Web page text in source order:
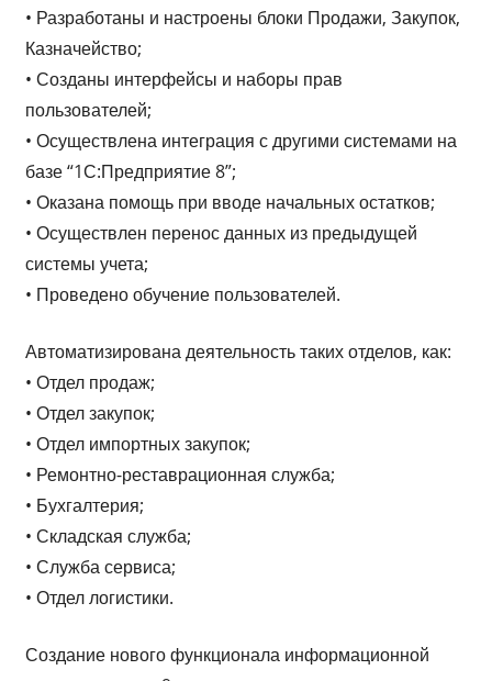
• Разработаны и настроены блоки Продажи, Закупок,
Казначейство;
• Созданы интерфейсы и наборы прав
пользователей;
• Осуществлена интеграция с другими системами на
базе “1С:Предприятие 8”;
• Оказана помощь при вводе начальных остатков;
• Осуществлен перенос данных из предыдущей
системы учета;
• Проведено обучение пользователей.
Автоматизирована деятельность таких отделов, как:
• Отдел продаж;
• Отдел закупок;
• Отдел импортных закупок;
• Ремонтно-реставрационная служба;
• Бухгалтерия;
• Складская служба;
• Служба сервиса;
• Отдел логистики.
Создание нового функционала информационной